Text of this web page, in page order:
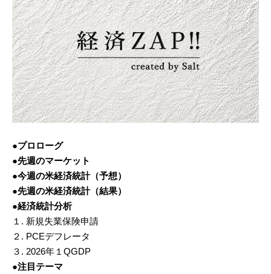
●プロローグ
●先週のマーケット
●今週の米経済統計（予想）
●先週の米経済統計（結果）
●経済統計分析
１. 新規失業保険申請
２. PCEデフレータ
３. 2026年１QGDP
●注目テーマ